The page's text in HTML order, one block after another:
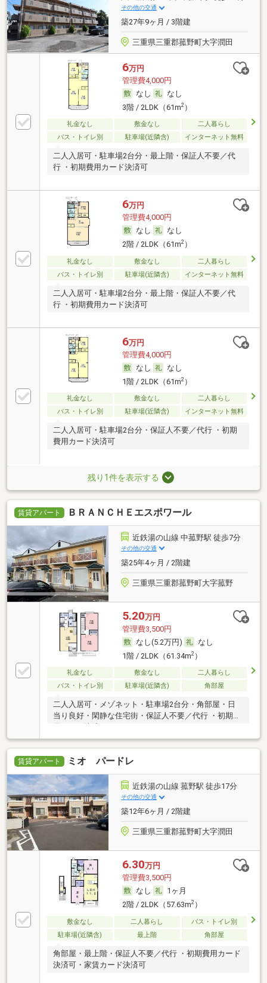
その他の交通
築27年9ヶ月 / 3階建
三重県三重郡菰野町大字潤田
6万円
管理費4,000円
なし
なし
3階 / 2LDK（61m2）
礼金なし 敷金なし
二人暮らし
バス・トイレ別
駐車場(近隣含) インターネット無料
二人入居可・駐車場2台分・最上階・保証人不要／代
行 ・初期費用カード決済可
6万円
管理費4,000円
なし
なし
2階 / 2LDK（61m2）
礼金なし 敷金なし
二人暮らし
バス・トイレ別
駐車場(近隣含) インターネット無料
二人入居可・駐車場2台分・最上階・保証人不要／代
行 ・初期費用カード決済可
6万円
管理費4,000円
なし
なし
1階 / 2LDK（61m2）
礼金なし 敷金なし
二人暮らし
バス・トイレ別
駐車場(近隣含) インターネット無料
二人入居可・駐車場2台分・保証人不要／代行 ・初期
費用カード決済可
残り1件を表示する
賃貸アパート ＢＲＡＮＣＨＥエスポワール
近鉄湯の山線 中菰野駅 徒歩7分
その他の交通
築25年4ヶ月 / 2階建
三重県三重郡菰野町大字菰野
5.20万円
管理費3,500円
なし(5.2万円)
なし
1階 / 2LDK（61.34m2）
礼金なし 敷金なし
二人暮らし
バス・トイレ別
駐車場(近隣含) 角部屋
二人入居可・メゾネット・駐車場2台分・角部屋・日
当り良好・閑静な住宅街・保証人不要／代行 ・初期費
賃貸アパート ミオ パードレ
近鉄湯の山線 菰野駅 徒歩17分
その他の交通
築12年6ヶ月 / 2階建
三重県三重郡菰野町大字潤田
6.30万円
管理費3,500円
なし
1ヶ月
2階 / 2LDK（57.63m2）
敷金なし 二人暮らし
バス・トイレ別
駐車場(近隣含)
最上階 角部屋
角部屋・最上階・保証人不要／代行 ・初期費用カード
決済可・家賃カード決済可